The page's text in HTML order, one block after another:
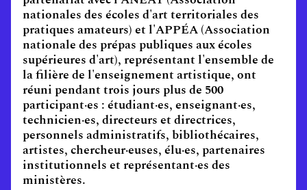
nationales des écoles d'art territoriales des
pratiques amateurs) et l'APPÉA (Association
nationale des prépas publiques aux écoles
supérieures d'art), représentant l'ensemble de
la filière de l'enseignement artistique, ont
réuni pendant trois jours plus de 500
participant·es : étudiant·es, enseignant·es,
technicien·es, directeurs et directrices,
personnels administratifs, bibliothécaires,
artistes, chercheur·euses, élu·es, partenaires
institutionnels et représentant·es des
ministères.